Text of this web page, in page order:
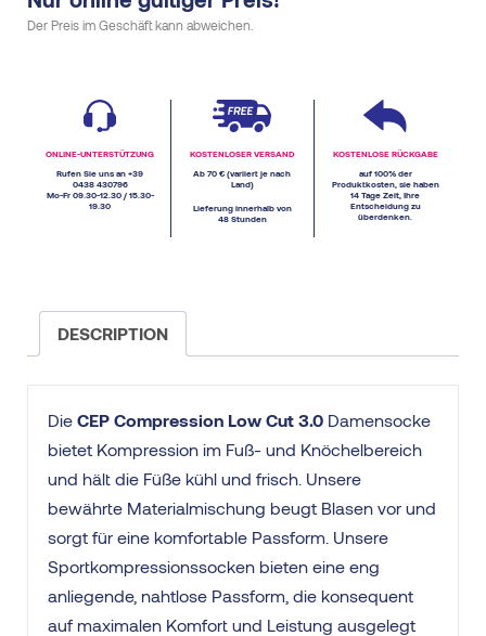
Der Preis im Geschäft kann abweichen.
ONLINE-UNTERSTÜTZUNG
Rufen Sie uns an +39
0438 430796
Mo-Fr 09.30-12.30 / 15.30-
19.30
KOSTENLOSER VERSAND
Ab 70 € (variiert je nach
Land)
Lieferung innerhalb von
48 Stunden
KOSTENLOSE RÜCKGABE
auf 100% der
Produktkosten, sie haben
14 Tage Zeit, Ihre
Entscheidung zu
überdenken.
DESCRIPTION
Die CEP Compression Low Cut 3.0 Damensocke
bietet Kompression im Fuß- und Knöchelbereich
und hält die Füße kühl und frisch. Unsere
bewährte Materialmischung beugt Blasen vor und
sorgt für eine komfortable Passform. Unsere
Sportkompressionssocken bieten eine eng
anliegende, nahtlose Passform, die konsequent
auf maximalen Komfort und Leistung ausgelegt